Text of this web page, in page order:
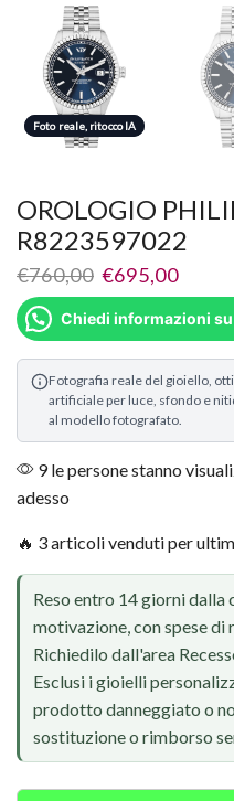
Foto reale, ritocco IA
Foto reale, ritocco IA
OROLOGIO
R8223597022
€760,00 €695,00
Chiedi informazioni
Fotografia reale del gioiello,
artificiale per luce, sfondo e
al modello fotografato.
9 le persone stanno
adesso
🔥 3 articoli venduti per
Reso entro 14 giorni dalla
motivazione, con spese
Richiedilo dall'area
Esclusi i gioielli
prodotto danneggiato o
sostituzione o rimborso